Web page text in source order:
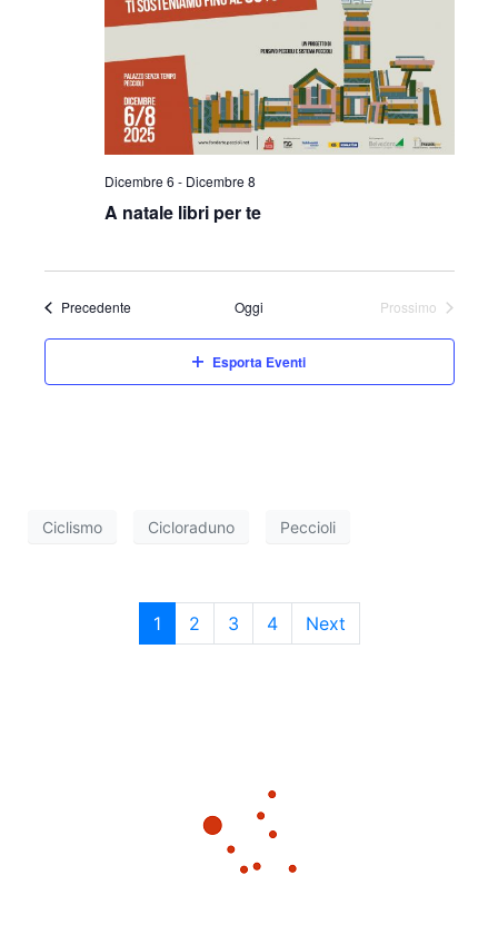
Dicembre 6 - Dicembre 8
A natale libri per te
PrecedenteEventi Oggi
Prossimo
Esporta Eventi
Ciclismo Cicloraduno Peccioli
1 2 3 4 Next